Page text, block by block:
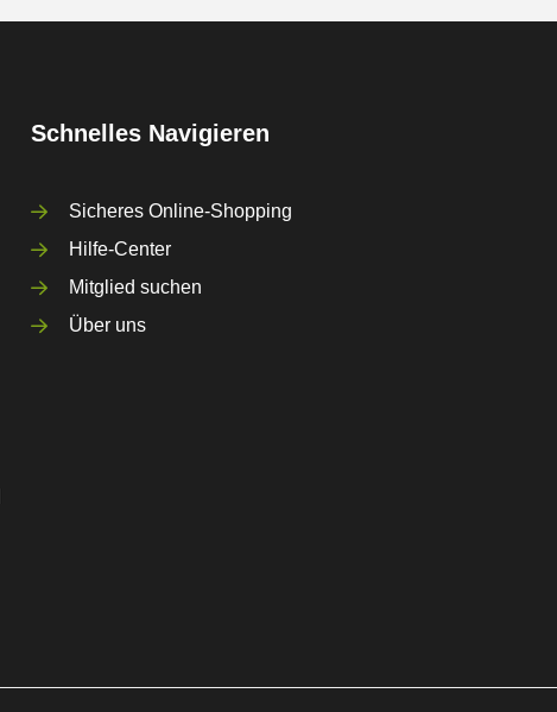
Schnelles Navigieren
Sicheres Online-Shopping
Hilfe-Center
Mitglied suchen
Über uns